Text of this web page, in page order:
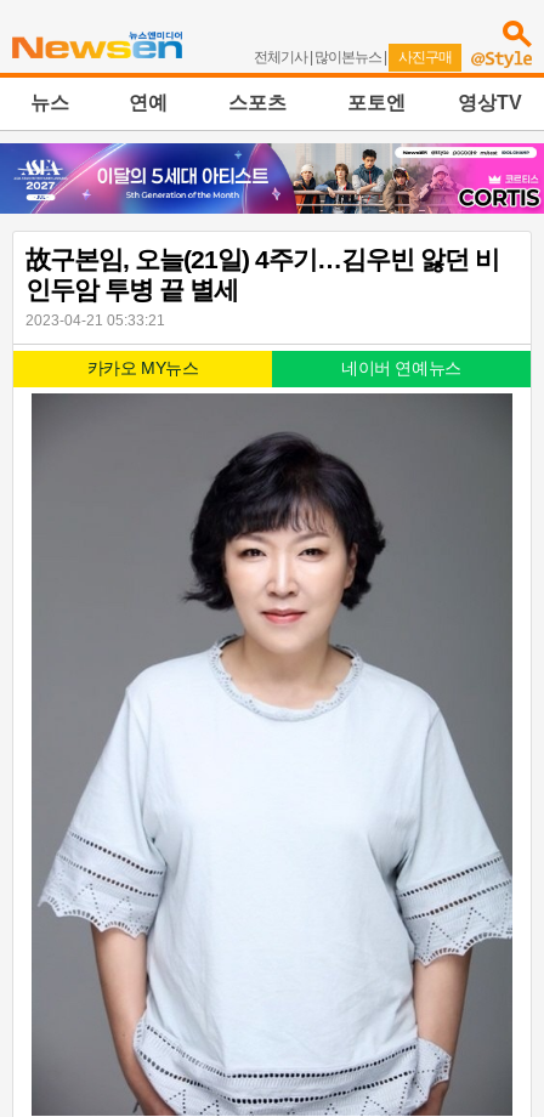
전체기사| 많이본뉴스 | 사진구매
뉴스 연예 스포츠 포토엔 영상TV
故구본임, 오늘(21일) 4주기…김우빈 앓던 비
인두암 투병 끝 별세
2023-04-21 05:33:21
카카오 MY뉴스 네이버 연예뉴스